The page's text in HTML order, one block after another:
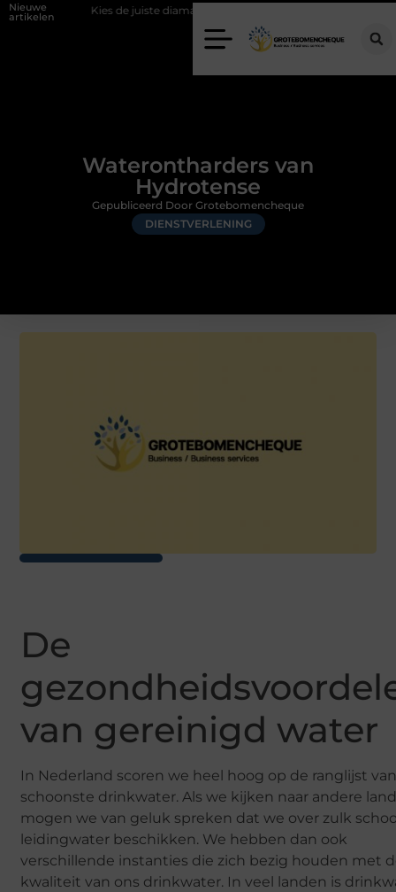
Nieuwe
artikelen
Kies de juiste diamantboor voor uw project
Waterontharders van
Hydrotense
DIENSTVERLENING
Gepubliceerd Door Grotebomencheque
De
van gereinigd water
In Nederland scoren we heel hoog op de ranglijst
schoonste drinkwater. Als we kijken naar andere
mogen we van geluk spreken dat we over zulk
leidingwater beschikken. We hebben dan ook
verschillende instanties die zich bezig houden met
kwaliteit van ons drinkwater. In veel landen is